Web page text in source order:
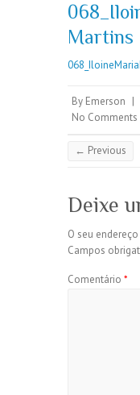
Martins
By Emerson |
No Comments
← Previous
Deixe
O seu
Campos
Comentário *